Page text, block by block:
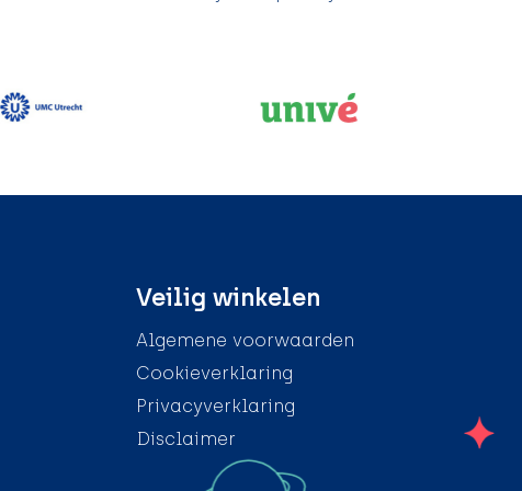
Veilig winkelen
Algemene voorwaarden
Cookieverklaring
Privacyverklaring
Disclaimer